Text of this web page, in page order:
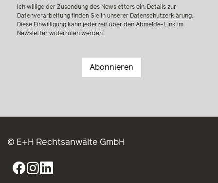
Ich willige der Zusendung des Newsletters ein. Details zur
Datenverarbeitung finden Sie in unserer Datenschutzerklärung.
Diese Einwilligung kann jederzeit über den Abmelde-Link im
Newsletter widerrufen werden.
© E+H Rechtsanwälte GmbH